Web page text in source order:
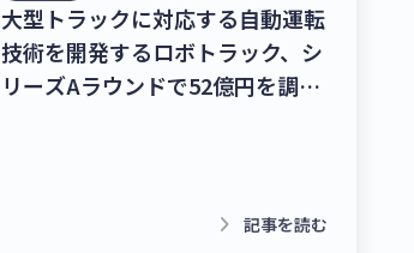
大型トラックに対応する自動運転
技術を開発するロボトラック、シ
リーズAラウンドで52億円を調
達！【最新スタートアップニュー
keyboard_arrow_right 記事を読む